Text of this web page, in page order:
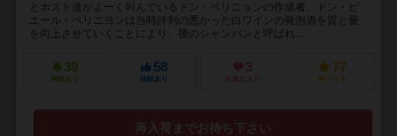
とホスト達がよーく叫んでいるドン・ペリニョンの作成者、ドン・ピ
エール・ペリニヨンは当時評判の悪かった白ワインの発泡酒を質と量
を向上させていくことにより、後のシャンパンと呼ばれ...
39
興味あり
58
経験あり
3
お気に入り
77
持ってる
再入荷までお待ち下さい